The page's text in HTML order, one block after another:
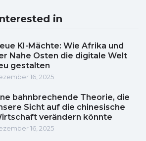
in
KI-Mächte: Wie Afrika und
Nahe Osten die digitale Welt
gestalten
16, 2025
bahnbrechende Theorie, die
Sicht auf die chinesische
verändern könnte
16, 2025